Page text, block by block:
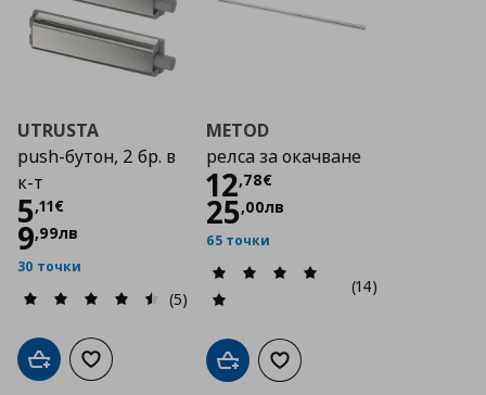
UTRUSTA
push-бутон, 2 бр. в
к-т
5,11€
Цена
9,99лв
30 точки
(5)
Добави в кошницата
Добави към списъка с любими
METOD
релса за окачване
12,78€
Цена
25,00лв
65 точки
(14)
Добави в кошницата
Добави към списъка с